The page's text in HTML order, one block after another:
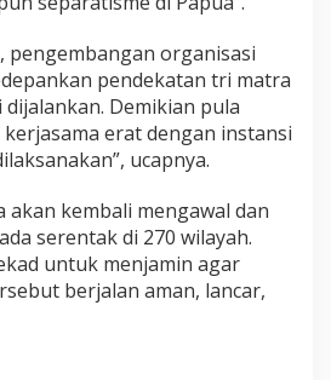
pengembangan organisasi
pendekatan tri matra
Demikian pula
erat dengan instansi
ucapnya.
akan kembali mengawal dan
serentak di 270 wilayah.
untuk menjamin agar
berjalan aman, lancar,